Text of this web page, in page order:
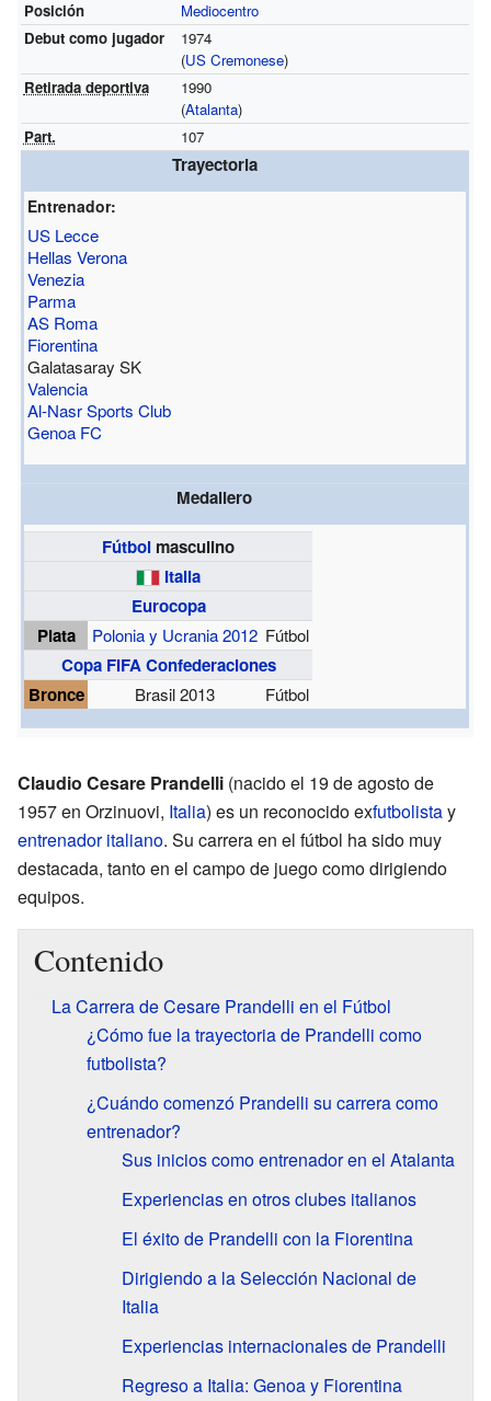
Posición
Mediocentro
Debut como jugador
1974
(US Cremonese)
Retirada deportiva
1990
(Atalanta)
Part.
107
Trayectoria
Entrenador:
US Lecce
Hellas Verona
Venezia
Parma
AS Roma
Fiorentina
Galatasaray SK
Valencia
Al-Nasr Sports Club
Genoa FC
Medallero
Fútbol masculino
Italia
Eurocopa
Plata
Polonia y Ucrania 2012 Fútbol
Copa FIFA Confederaciones
Bronce
Brasil 2013 Fútbol
Claudio Cesare Prandelli (nacido el 19 de agosto de
1957 en Orzinuovi, Italia) es un reconocido exfutbolistay
entrenador italiano. Su carrera en el fútbol ha sido muy
destacada, tanto en el campo de juego como dirigiendo
equipos.
Contenido
La Carrera de Cesare Prandelli en el Fútbol
¿Cómo fue la trayectoria de Prandelli como
futbolista?
¿Cuándo comenzó Prandelli su carrera como
entrenador?
Sus inicios como entrenador en el Atalanta
Experiencias en otros clubes italianos
El éxito de Prandelli con la Fiorentina
Dirigiendo a la Selección Nacional de
Italia
Experiencias internacionales de Prandelli
Regreso a Italia: Genoa y Fiorentina